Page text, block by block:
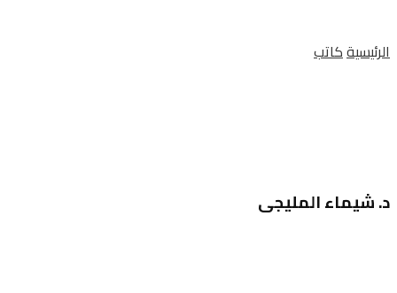
الرئيسيةكاتب
د. شيماء المليجى